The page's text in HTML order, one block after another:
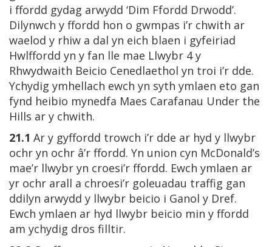
i ffordd gydag arwydd ‘Dim Ffordd Drwodd’.
Dilynwch y ffordd hon o gwmpas i’r chwith ar
waelod y rhiw a dal yn eich blaen i gyfeiriad
Hwlffordd yn y fan lle mae Llwybr 4 y
Rhwydwaith Beicio Cenedlaethol yn troi i’r dde.
Ychydig ymhellach ewch yn syth ymlaen eto gan
fynd heibio mynedfa Maes Carafanau Under the
Hills ar y chwith.
21.1 Ar y gyffordd trowch i’r dde ar hyd y llwybr
ochr yn ochr â’r ffordd. Yn union cyn McDonald’s
mae’r llwybr yn croesi’r ffordd. Ewch ymlaen ar
yr ochr arall a chroesi’r goleuadau traffig gan
ddilyn arwydd y llwybr beicio i Ganol y Dref.
Ewch ymlaen ar hyd llwybr beicio min y ffordd
am ychydig dros filltir.